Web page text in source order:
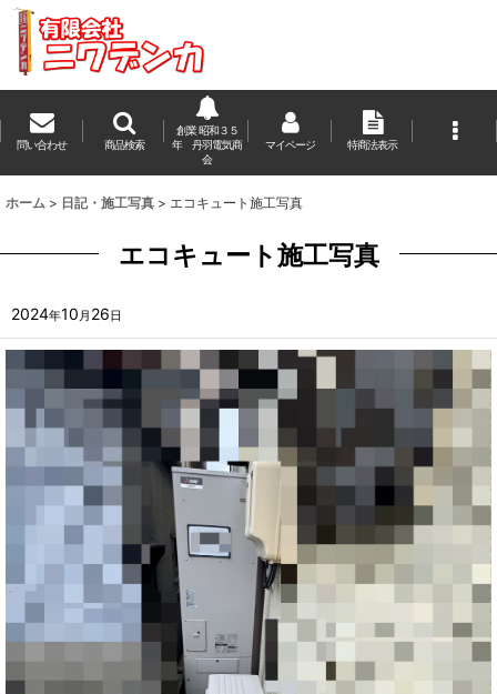
問い合わせ 商品検索
創業 昭和３５
年 丹羽電気商
会
マイページ 特商法表示
ホーム > 日記・施工写真 > エコキュート施工写真
エコキュート施工写真
2024年10 月 26日